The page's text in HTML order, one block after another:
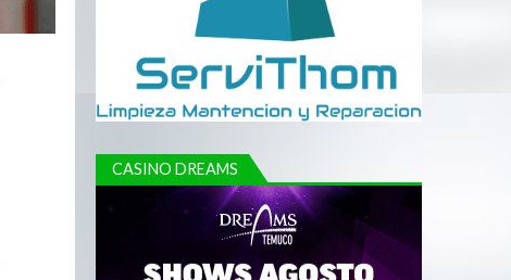
CASINO DREAMS